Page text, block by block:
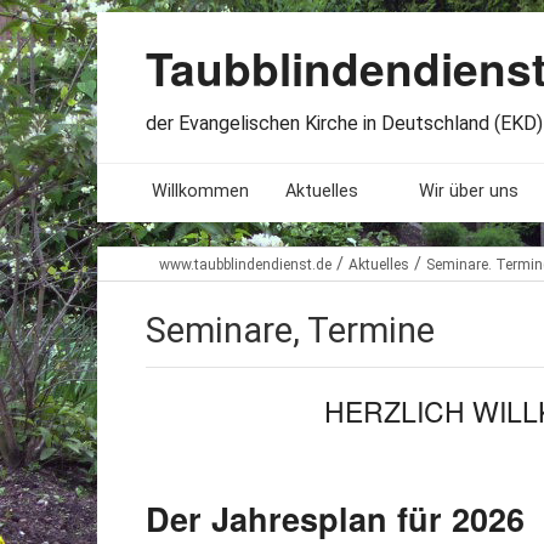
der Evangelischen Kirche in Deutschland (EKD)
Willkommen Aktuelles
Seminare. Termine
Stellenangebote
Freundesbriefe
Wir über uns
Leitlinien
Geschichte
www.taubblindendienst.de / Aktuelles / Seminare.
Seminare, Termine
HERZLICH
Der Jahresplan für